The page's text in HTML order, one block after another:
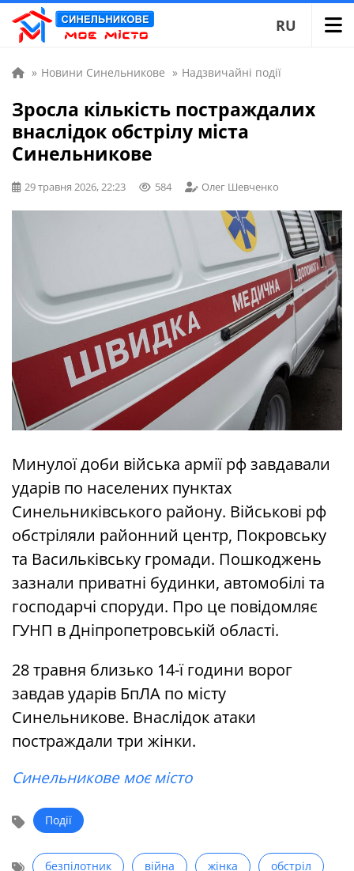
RU
» Новини Синельникове » Надзвичайні події
Зросла кількість постраждалих
внаслідок обстрілу міста
Синельникове
29 травня 2026, 22:23 584 Олег Шевченко
Минулої доби війська армії рф завдавали
ударів по населених пунктах
Синельниківського району. Військові рф
обстріляли районний центр, Покровську
та Васильківську громади. Пошкоджень
зазнали приватні будинки, автомобілі та
господарчі споруди. Про це повідомляє
ГУНП в Дніпропетровській області.
28 травня близько 14-ї години ворог
завдав ударів БпЛА по місту
Синельникове. Внаслідок атаки
постраждали три жінки.
Синельникове моє місто
Події
безпілотник війна жінка обстріл